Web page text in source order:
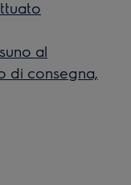
al
di consegna,